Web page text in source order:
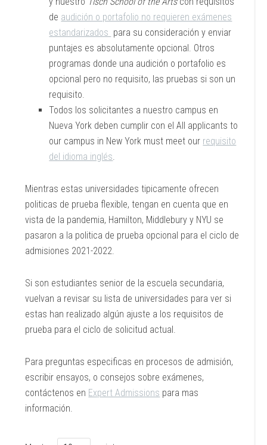
de audición o portafolio no requieren exámenes
estandarizados para su consideración y enviar
puntajes es absolutamente opcional. Otros
programas donde una audición o portafolio es
opcional pero no requisito, las pruebas si son un
requisito.
Todos los solicitantes a nuestro campus en
Nueva York deben cumplir con el All applicants to
our campus in New York must meet our requisito
del idioma inglés.
Mientras estas universidades tipicamente ofrecen
politicas de prueba flexible, tengan en cuenta que en
vista de la pandemia, Hamilton, Middlebury y NYU se
pasaron a la politica de prueba opcional para el ciclo de
admisiones 2021-2022.
Si son estudiantes senior de la escuela secundaria,
vuelvan a revisar su lista de universidades para ver si
estas han realizado algún ajuste a los requisitos de
prueba para el ciclo de solicitud actual.
Para preguntas especificas en procesos de admisión,
escribir ensayos, o consejos sobre exámenes,
contáctenos en Expert Admissions para mas
información.